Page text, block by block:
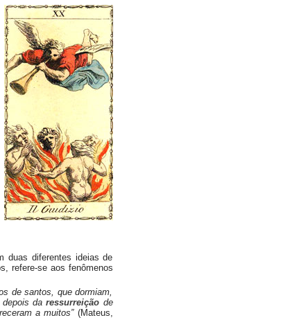
duas diferentes ideias de
refere-se aos fenômenos
de santos, que dormiam,
da ressurreição de
a muitos”(Mateus,